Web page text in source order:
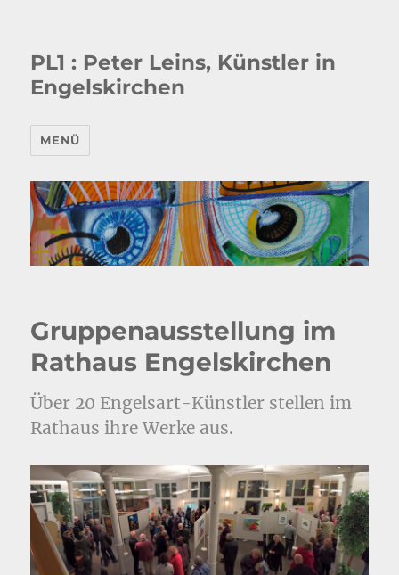
PL1 : Peter Leins, Künstler in
Engelskirchen
MENÜ
Gruppenausstellung im
Rathaus Engelskirchen
Über 20 Engelsart-Künstler stellen im
Rathaus ihre Werke aus.